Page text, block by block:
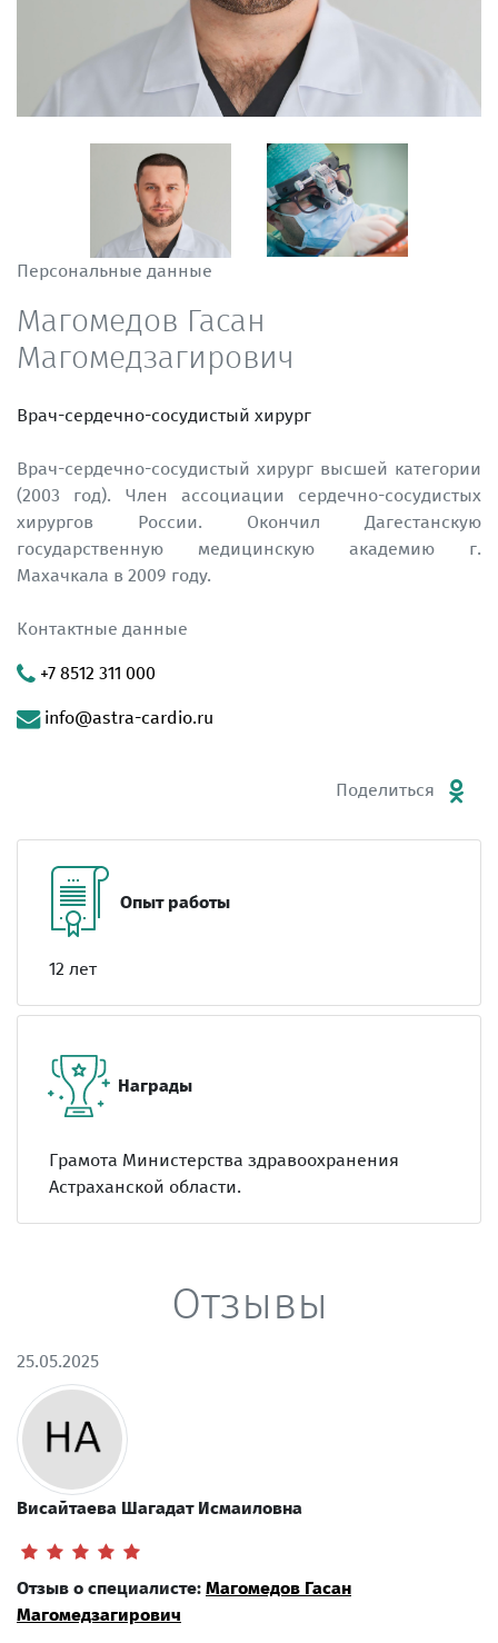
Персональные данные
Магомедов Гасан
Магомедзагирович
Врач-сердечно-сосудистый хирург
Врач-сердечно-сосудистый хирург высшей категории
(2003 год). Член ассоциации сердечно-сосудистых
хирургов России. Окончил Дагестанскую
государственную медицинскую академию г.
Махачкала в 2009 году.
Контактные данные
+7 8512 311 000
info@astra-cardio.ru
Поделиться
Опыт работы
12 лет
Награды
Грамота Министерства здравоохранения
Астраханской области.
Отзывы
25.05.2025
Висайтаева Шагадат Исмаиловна
Отзыв о специалисте: Магомедов Гасан
Магомедзагирович